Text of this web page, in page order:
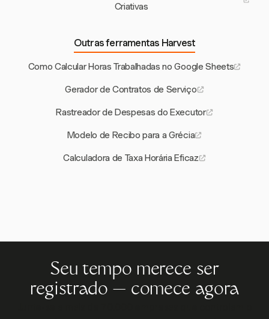
Criativas
Outras ferramentas Harvest
Como Calcular Horas Trabalhadas no Google Sheets
Gerador de Contratos de Serviço
Rastreador de Despesas do Executor
Modelo de Recibo para a Grécia
Calculadora de Taxa Horária Eficaz
Seu tempo merece ser
registrado — comece agora